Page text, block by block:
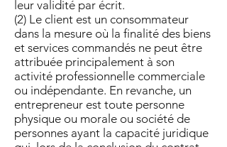
leur validité par écrit.
(2) Le client est un consommateur
dans la mesure où la finalité des biens
et services commandés ne peut être
attribuée principalement à son
activité professionnelle commerciale
ou indépendante. En revanche, un
entrepreneur est toute personne
physique ou morale ou société de
personnes ayant la capacité juridique